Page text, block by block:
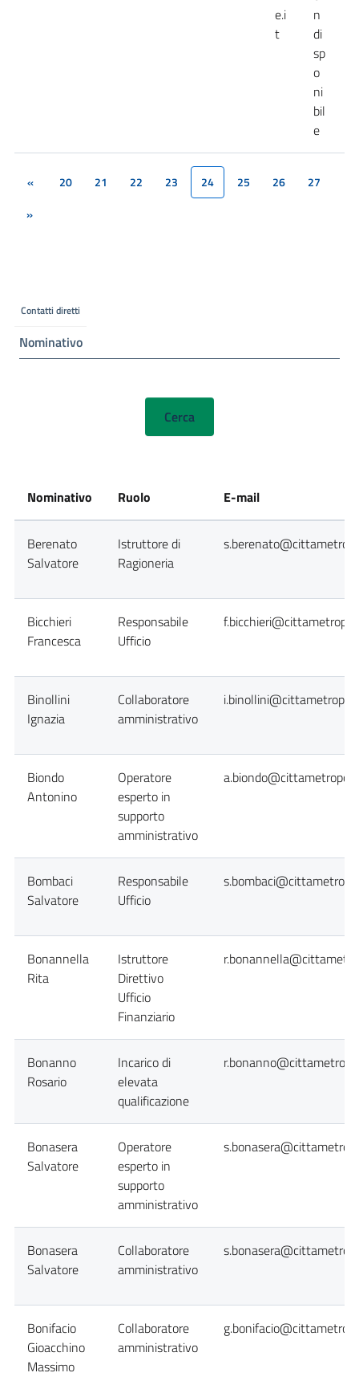
e.i
t
n
di
sp
o
ni
bil
e
« 20 21 22 23 24(current)
25 26
27
»
Contatti diretti
Nominativo
Nominativo Ruolo E-mail
Berenato
Salvatore
Istruttore di
Ragioneria
Bicchieri
Francesca
Responsabile
Ufficio
Binollini
Ignazia
Collaboratore
amministrativo
Biondo
Antonino
Operatore
esperto in
supporto
amministrativo
Bombaci
Salvatore
Responsabile
Ufficio
Bonannella
Rita
Istruttore
Direttivo
Ufficio
Finanziario
Bonanno
Rosario
Incarico di
elevata
qualificazione
Bonasera
Salvatore
Operatore
esperto in
supporto
amministrativo
Bonasera
Salvatore
Collaboratore
amministrativo
Bonifacio
Gioacchino
Massimo
Collaboratore
amministrativo